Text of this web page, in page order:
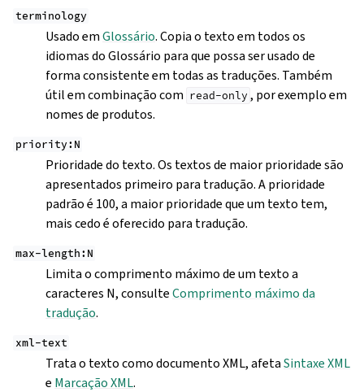
terminology
Usado emGlossário. Copia o texto em todos os
idiomas do Glossário para que possa ser usado de
forma consistente em todas as traduções. Também
útil em combinação com read-only , por exemplo em
nomes de produtos.
priority:N
Prioridade do texto. Os textos de maior prioridade são
apresentados primeiro para tradução. A prioridade
padrão é 100, a maior prioridade que um texto tem,
mais cedo é oferecido para tradução.
max-length:N
Limita o comprimento máximo de um texto a
caracteres N, consulteComprimento máximo da
tradução.
xml-text
Trata o texto como documento XML, afetaSintaxe XML
e Marcação XML.